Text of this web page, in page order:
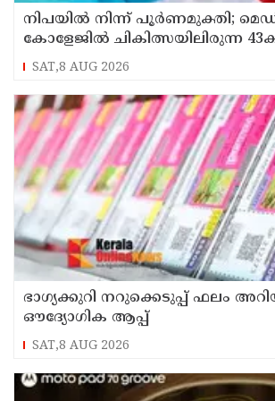
നിപയിൽ നിന്ന് പൂർണമുക്തി;
കോളേജിൽ ചികിത്സയിലിരുന്ന
വീട്ടിലേക്ക് മടങ്ങി
SAT,8 AUG 2026
ഭാഗ്യക്കുറി നറുക്കെടുപ്പ് ഫലം
ഔദ്യോഗിക ആപ്പ്
SAT,8 AUG 2026